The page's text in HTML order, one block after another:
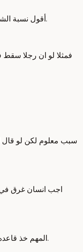
أقول نسبة الشيء إلى سببه إذا كان سببا صحيحا لا بأس بها.
فمثلا لو ان رجلا سقط
سبب معلوم لكن لو قال
اجب انسان غرق في
المهم خذ قاعده نسبة الشيء الى سببه المعلوم ايش؟ يجوز.